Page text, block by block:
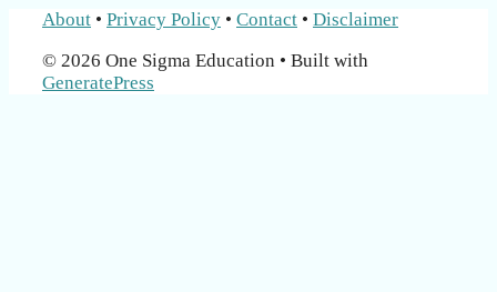
About • Privacy Policy • Contact • Disclaimer
© 2026 One Sigma Education • Built with
GeneratePress